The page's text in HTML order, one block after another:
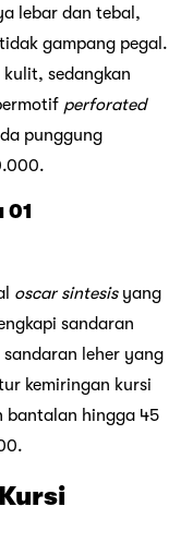
lebar dan tebal,
gampang pegal.
sedangkan
perforated
punggung
01
oscar sintesisyang
sandaran
leher yang
kemiringan kursi
bantalan hingga 45